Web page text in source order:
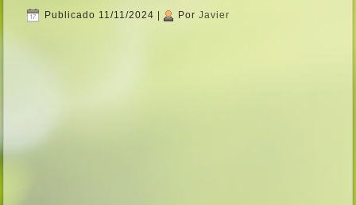
Publicado 11/11/2024 Por Javier